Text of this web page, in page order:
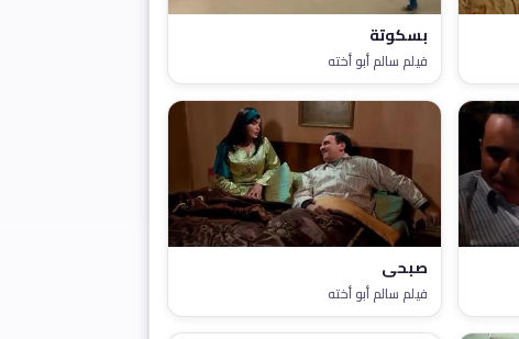
بسكوتة
فيلم سالم أبو أخته
صبحي
فيلم سالم أبو أخته